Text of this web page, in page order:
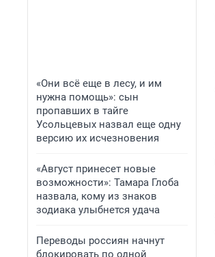
«Они всё еще в лесу, и им
нужна помощь»: сын
пропавших в тайге
Усольцевых назвал еще одну
версию их исчезновения
«Август принесет новые
возможности»: Тамара Глоба
назвала, кому из знаков
зодиака улыбнется удача
Переводы россиян начнут
блокировать по одной